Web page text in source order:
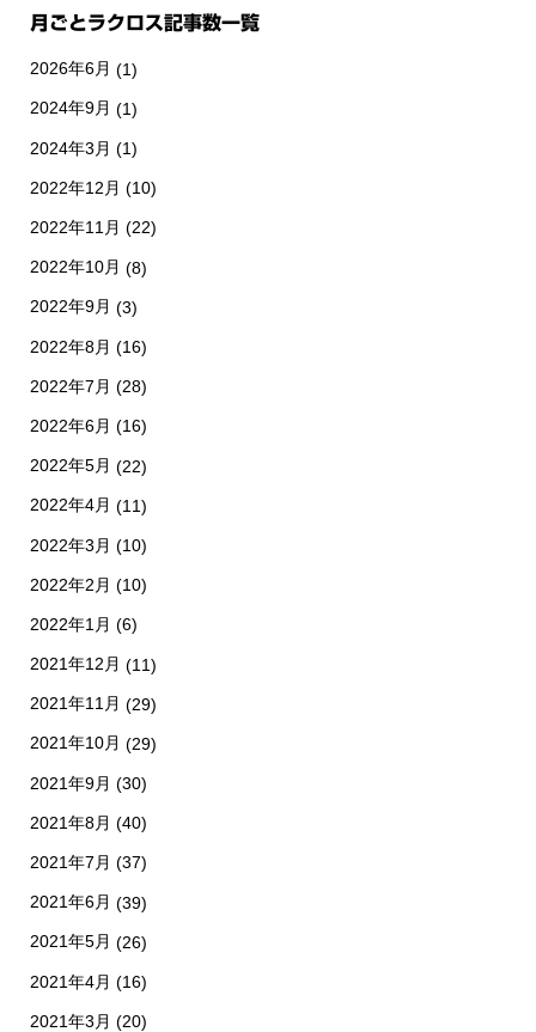
月ごとラクロス記事数一覧
2026年6月 (1)
2024年9月 (1)
2024年3月 (1)
2022年12月 (10)
2022年11月 (22)
2022年10月 (8)
2022年9月 (3)
2022年8月 (16)
2022年7月 (28)
2022年6月 (16)
2022年5月 (22)
2022年4月 (11)
2022年3月 (10)
2022年2月 (10)
2022年1月 (6)
2021年12月 (11)
2021年11月 (29)
2021年10月 (29)
2021年9月 (30)
2021年8月 (40)
2021年7月 (37)
2021年6月 (39)
2021年5月 (26)
2021年4月 (16)
2021年3月 (20)